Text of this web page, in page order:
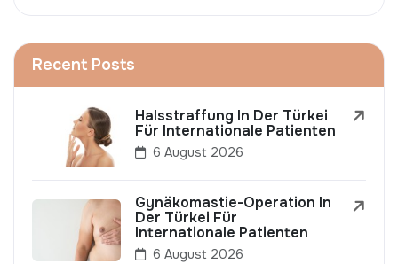
Recent Posts
Halsstraffung In Der Türkei
Für Internationale Patienten
6 August 2026
Gynäkomastie-Operation In
Der Türkei Für
Internationale Patienten
6 August 2026